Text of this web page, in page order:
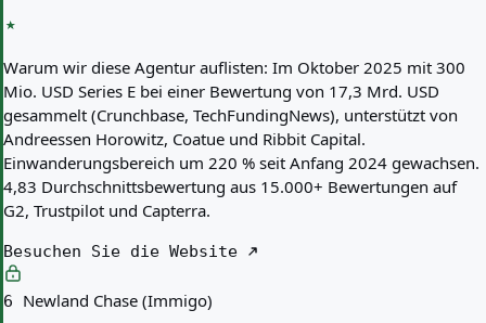
Warum wir diese Agentur auflisten: Im Oktober 2025 mit 300
Mio. USD Series E bei einer Bewertung von 17,3 Mrd. USD
gesammelt (Crunchbase, TechFundingNews), unterstützt von
Andreessen Horowitz, Coatue und Ribbit Capital.
Einwanderungsbereich um 220 % seit Anfang 2024 gewachsen.
4,83 Durchschnittsbewertung aus 15.000+ Bewertungen auf
G2, Trustpilot und Capterra.
Besuchen Sie die Website
6 Newland Chase (Immigo)